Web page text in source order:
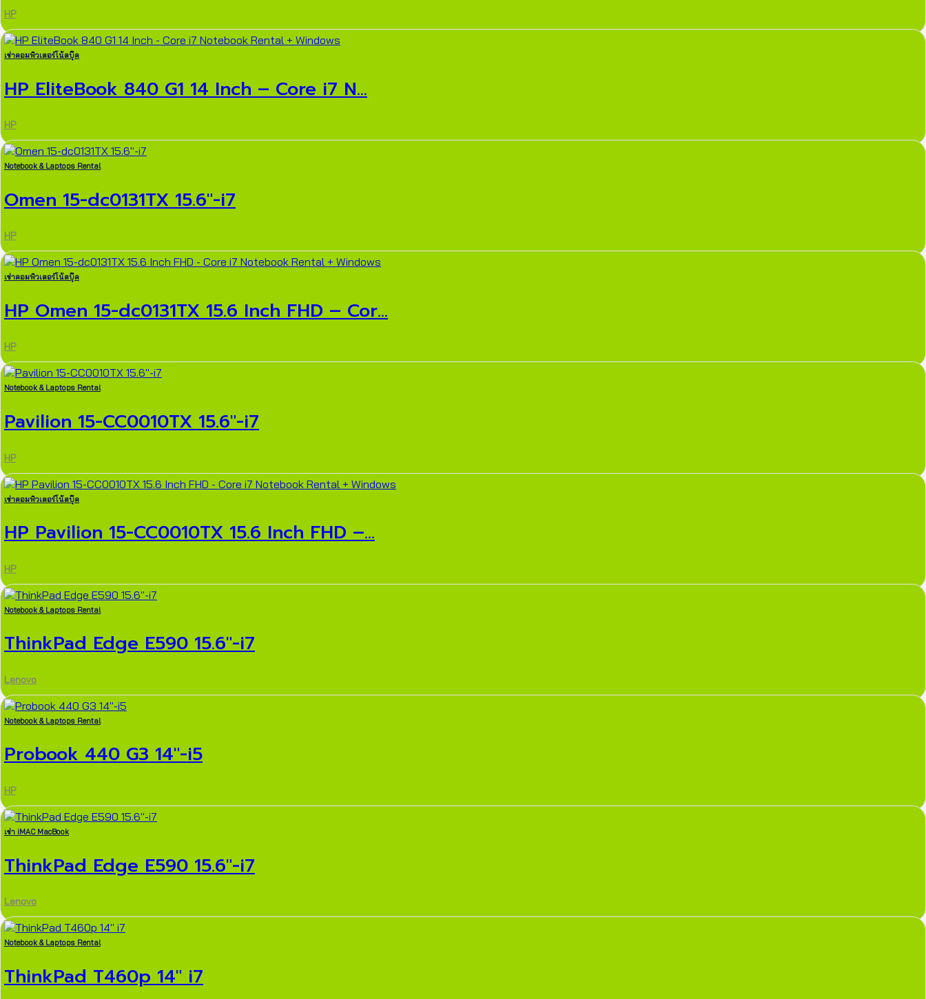
HP
เช่าคอมพิวเตอร์โน้ตบุ๊ค
HP EliteBook 840 G1 14 Inch – Core i7 N...
HP
Notebook & Laptops Rental
Omen 15-dc0131TX 15.6″-i7
HP
เช่าคอมพิวเตอร์โน้ตบุ๊ค
HP Omen 15-dc0131TX 15.6 Inch FHD – Cor...
HP
Notebook & Laptops Rental
Pavilion 15-CC0010TX 15.6″-i7
HP
เช่าคอมพิวเตอร์โน้ตบุ๊ค
HP Pavilion 15-CC0010TX 15.6 Inch FHD –...
HP
Notebook & Laptops Rental
ThinkPad Edge E590 15.6″-i7
Lenovo
Notebook & Laptops Rental
Probook 440 G3 14″-i5
HP
เช่า iMAC MacBook
ThinkPad Edge E590 15.6″-i7
Lenovo
Notebook & Laptops Rental
ThinkPad T460p 14″ i7